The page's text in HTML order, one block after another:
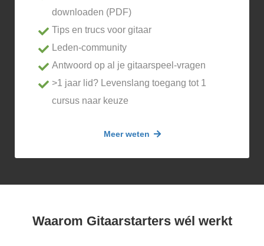
downloaden (PDF)
Tips en trucs voor gitaar
Leden-community
Antwoord op al je gitaarspeel-vragen
>1 jaar lid? Levenslang toegang tot 1
cursus naar keuze
Meer weten
Waarom Gitaarstarters wél werkt